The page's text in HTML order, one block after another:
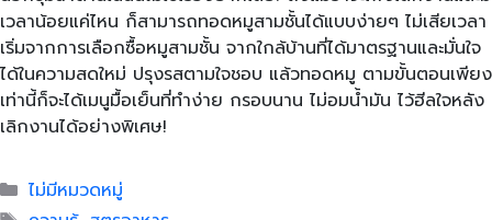
เวลาน้อยแค่ไหน ก็สามารถทอดหมูสามชั้นได้แบบง่ายๆ ไม่เสียเวลา
เริ่มจากการเลือกซื้อหมูสามชั้น จากใกล้บ้านที่ได้มาตรฐานและมั่นใจ
ได้ในความสดใหม่ ปรุงรสตามใจชอบ แล้วทอดหมู ตามขั้นตอนเพียง
เท่านี้ก็จะได้เมนูมื้อเย็นที่ทำง่าย กรอบนาน ไม่อมน้ำมัน ไว้ฮีลใจหลัง
เลิกงานได้อย่างพิเศษ!
Categories
ไม่มีหมวดหมู่